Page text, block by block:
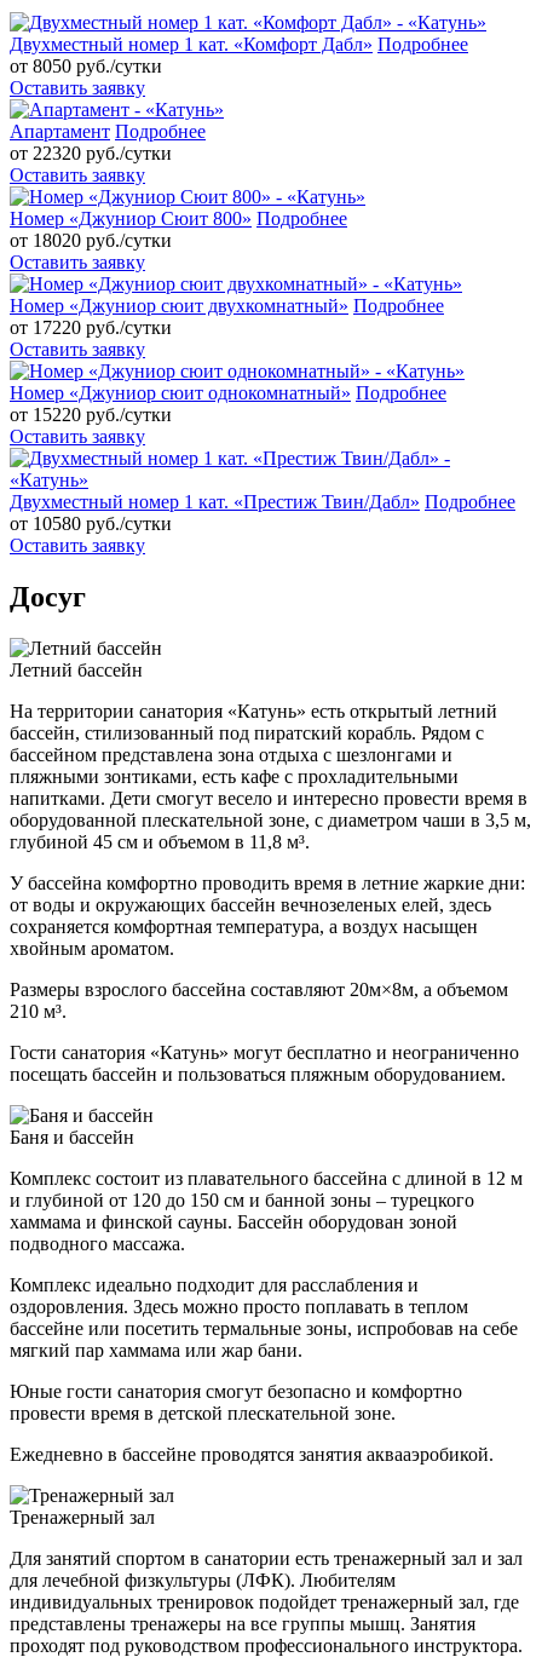
Двухместный номер 1 кат. «Комфорт Дабл» Подробнее
от 8050 руб./сутки
Оставить заявку
Апартамент Подробнее
от 22320 руб./сутки
Оставить заявку
Номер «Джуниор Сюит 800» Подробнее
от 18020 руб./сутки
Оставить заявку
Номер «Джуниор сюит двухкомнатный» Подробнее
от 17220 руб./сутки
Оставить заявку
Номер «Джуниор сюит однокомнатный» Подробнее
от 15220 руб./сутки
Оставить заявку
Двухместный номер 1 кат. «Престиж Твин/Дабл» Подробнее
от 10580 руб./сутки
Оставить заявку
Досуг
Летний бассейн
На территории санатория «Катунь» есть открытый летний
бассейн, стилизованный под пиратский корабль. Рядом с
бассейном представлена зона отдыха с шезлонгами и
пляжными зонтиками, есть кафе с прохладительными
напитками. Дети смогут весело и интересно провести время в
оборудованной плескательной зоне, с диаметром чаши в 3,5 м,
глубиной 45 см и объемом в 11,8 м³.
У бассейна комфортно проводить время в летние жаркие дни:
от воды и окружающих бассейн вечнозеленых елей, здесь
сохраняется комфортная температура, а воздух насыщен
хвойным ароматом.
Размеры взрослого бассейна составляют 20м×8м, а объемом
210 м³.
Гости санатория «Катунь» могут бесплатно и неограниченно
посещать бассейн и пользоваться пляжным оборудованием.
Баня и бассейн
Комплекс состоит из плавательного бассейна с длиной в 12 м
и глубиной от 120 до 150 см и банной зоны – турецкого
хаммама и финской сауны. Бассейн оборудован зоной
подводного массажа.
Комплекс идеально подходит для расслабления и
оздоровления. Здесь можно просто поплавать в теплом
бассейне или посетить термальные зоны, испробовав на себе
мягкий пар хаммама или жар бани.
Юные гости санатория смогут безопасно и комфортно
провести время в детской плескательной зоне.
Ежедневно в бассейне проводятся занятия аквааэробикой.
Тренажерный зал
Для занятий спортом в санатории есть тренажерный зал и зал
для лечебной физкультуры (ЛФК). Любителям
индивидуальных тренировок подойдет тренажерный зал, где
представлены тренажеры на все группы мышц. Занятия
проходят под руководством профессионального инструктора.